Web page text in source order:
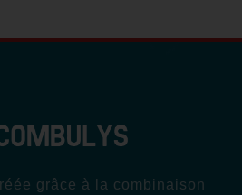
grâce à la combinaison